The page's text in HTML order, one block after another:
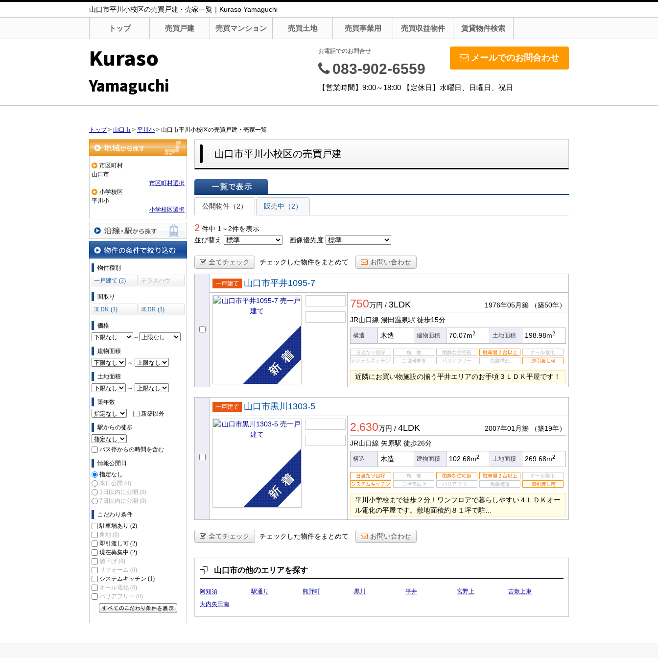
山口市平川小校区の売買戸建・売家一覧｜Kuraso Yamaguchi
トップ 売買戸建 売買マンション 売買土地 売買事業用 売買収益物件 賃貸物件検索
Kuraso
Yamaguchi
メールでのお問合わせ
お電話でのお問合せ
083-902-6559
【営業時間】9:00～18:00 【定休日】水曜日、日曜日、祝日
トップ> 山口市 > 平川小 > 山口市平川小校区の売買戸建・売家一覧
地域から探す
市区町村
山口市
市区町村選択
小学校区
平川小
小学校区選択
沿線・駅から探す
物件の条件で絞り込む
物件種別
一戸建て (2)
テラスハウ
間取り
3LDK (1)
4LDK (1)
価格
～
建物面積
～
土地面積
～
築年数
新築以外
駅からの徒歩
バス停からの時間を含む
情報公開日
指定なし
本日公開 (0)
3日以内に公開 (0)
7日以内に公開 (0)
こだわり条件
駐車場あり (2)
角地 (0)
即引渡し可 (2)
現在募集中 (2)
値下げ (0)
リフォーム (0)
システムキッチン (1)
オール電化 (0)
バリアフリー (0)
山口市平川小校区の売買戸建
一覧で表示
公開物件（2）
販売中（2）
2 件中 1～2件を表示
並び替え
画像優先度
全てチェック チェックした物件をまとめて お問い合わせ
売一戸建
て
山口市平井1095-7
750万円 / 3LDK 1976年05月築
（築50年）
JR山口線 湯田温泉駅 徒歩15分
構造 木造 建物面積 70.07m2 土地面積 198.98m2
近隣にお買い物施設の揃う平井エリアのお手頃３ＬＤＫ平屋です！
売一戸建
て
山口市黒川1303-5
2,630万円 / 4LDK 2007年01月築
（築19年）
JR山口線 矢原駅 徒歩26分
構造 木造 建物面積 102.68m2 土地面積 269.68m2
平川小学校まで徒歩２分！ワンフロアで暮らしやすい４ＬＤＫオー
ル電化の平屋です。敷地面積約８１坪で駐…
全てチェック チェックした物件をまとめて お問い合わせ
山口市の他のエリアを探す
阿知須 駅通り 熊野町 黒川 平井 宮野上
吉敷上東
大内矢田南